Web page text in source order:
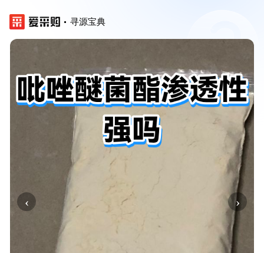
寻源宝典
‹ ›